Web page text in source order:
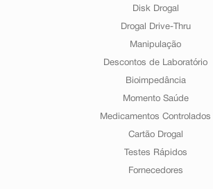
Disk Drogal
Drogal Drive-Thru
Manipulação
Descontos de Laboratório
Bioimpedância
Momento Saúde
Medicamentos Controlados
Cartão Drogal
Testes Rápidos
Fornecedores